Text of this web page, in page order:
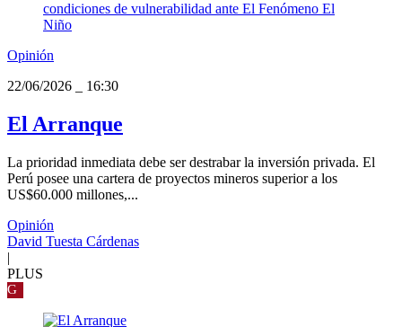
Opinión
22/06/2026
16:30
El Arranque
La prioridad inmediata debe ser destrabar la inversión privada. El
Perú posee una cartera de proyectos mineros superior a los
US$60.000 millones,...
Opinión
David Tuesta Cárdenas
|
PLUS
G